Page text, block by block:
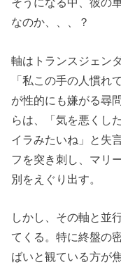
なのか、、、？
軸はトランスジェン
「私この手の人慣れ
が性的にも嫌がる尋
らは、「気を悪くし
イラみたいね」と失
フを突き刺し、マリ
別をえぐり出す。
しかし、その軸と並
てくる。特に終盤の
ばいと観ている方が